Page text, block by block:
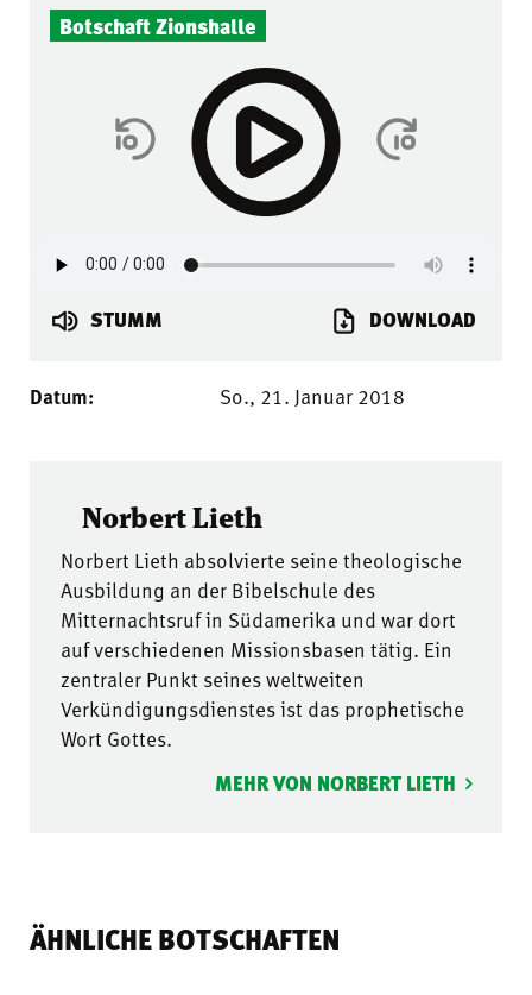
Botschaft Zionshalle
STUMM DOWNLOAD
Datum: So., 21. Januar 2018
Norbert Lieth
Norbert Lieth absolvierte seine theologische
Ausbildung an der Bibelschule des
Mitternachtsruf in Südamerika und war dort
auf verschiedenen Missionsbasen tätig. Ein
zentraler Punkt seines weltweiten
Verkündigungsdienstes ist das prophetische
Wort Gottes.
MEHR VON NORBERT LIETH
ÄHNLICHE BOTSCHAFTEN